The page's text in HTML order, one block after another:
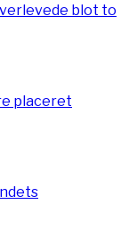
blot to
placeret